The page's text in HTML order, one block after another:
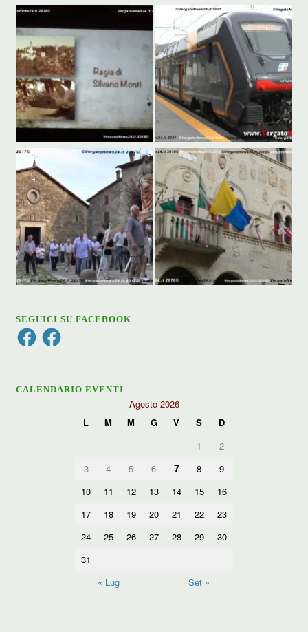
SEGUICI SU FACEBOOK
FacebookFacebook
CALENDARIO EVENTI
Agosto 2026
L
M M G V S
D
1
2
3
4 5 6 7 8
9
10
11 12 13 14 15
16
17
18 19 20 21 22
23
24
25 26 27 28 29
30
31
« Lug
Set »